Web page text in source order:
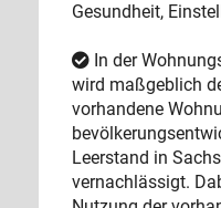
Gesundheit,
In der
wird maßgeblich
vorhandene
Leerstand in
vernachlässigt.